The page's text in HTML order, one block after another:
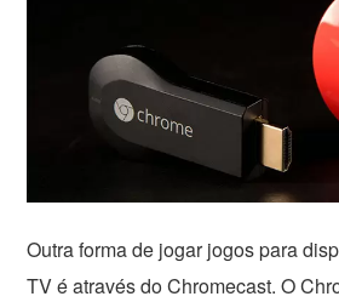
Outra forma de jogar jogos para
TV é através do Chromecast. O